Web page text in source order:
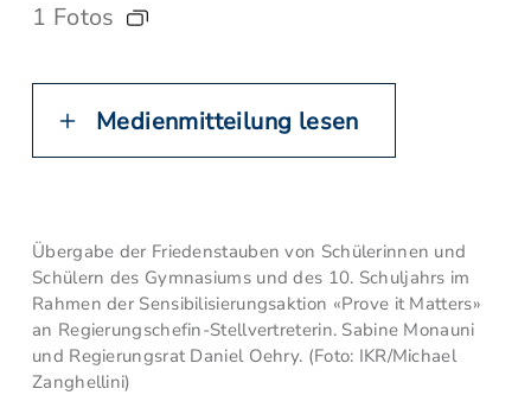
1 Fotos
Medienmitteilung lesen
Übergabe der Friedenstauben von Schülerinnen und
Schülern des Gymnasiums und des 10. Schuljahrs im
Rahmen der Sensibilisierungsaktion «Prove it Matters»
an Regierungschefin-Stellvertreterin. Sabine Monauni
und Regierungsrat Daniel Oehry. (Foto: IKR/Michael
Zanghellini)